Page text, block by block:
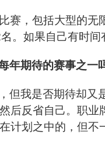
赛，包括大型的
。如果自己有时间
年期待的赛事之一
但我是否期待却又
后反省自己。职
计划之中的，但不